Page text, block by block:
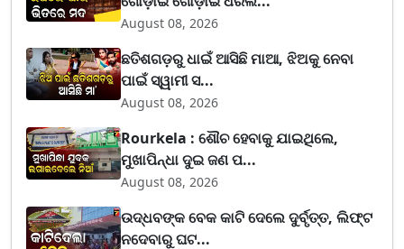
August 08, 2026
ଛତିଶଗଡ଼ରୁ ଧାଇଁ ଆସିଛି ମାଆ, ଝିଅକୁ ନେବା
ପାଇଁ ସ୍ୱାମୀ ସ...
August 08, 2026
Rourkela : ଶୌଚ ହେବାକୁ ଯାଇଥିଲେ,
ମୁଖାପିନ୍ଧା ଦୁଇ ଜଣ ପ...
August 08, 2026
ଉଦ୍ଧବଙ୍କ ବେକ କାଟି ଦେଲେ ଦୁର୍ବୃତ୍ତ, ଲିଫ୍ଟ
ନଦେବାରୁ ଘଟ...